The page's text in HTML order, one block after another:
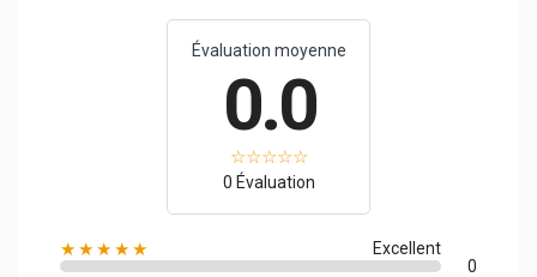
Évaluation moyenne
0.0
0 Évaluation
★★★★★
Excellent
0